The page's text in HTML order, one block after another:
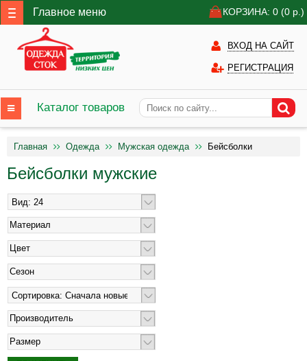
Главное меню КОРЗИНА: 0 (0 р.)
ВХОД НА САЙТ
РЕГИСТРАЦИЯ
Каталог товаров
Главная Одежда Мужская одежда Бейсболки
Бейсболки мужские
Материал
Цвет
Сезон
Производитель
Размер